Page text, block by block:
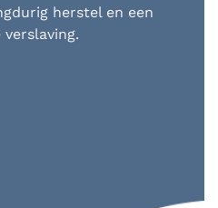
herstel en een